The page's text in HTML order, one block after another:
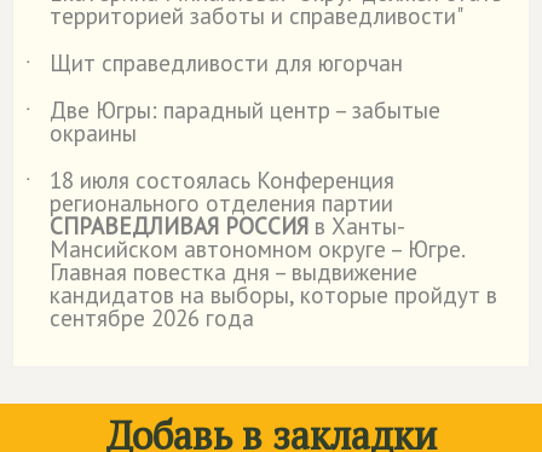
территорией заботы и справедливости"
˙
Щит справедливости для югорчан
˙
Две Югры: парадный центр – забытые
окраины
˙
18 июля состоялась Конференция
регионального отделения партии
СПРАВЕДЛИВАЯ РОССИЯ в Ханты-
Мансийском автономном округе – Югре.
Главная повестка дня – выдвижение
кандидатов на выборы, которые пройдут в
сентябре 2026 года
Добавь в закладки